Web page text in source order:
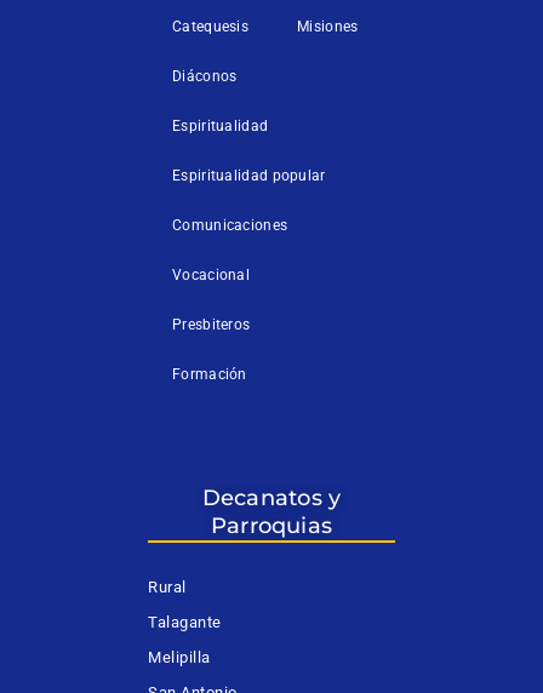
Catequesis Misiones
Diáconos
Espiritualidad
Espiritualidad popular
Comunicaciones
Vocacional
Presbiteros
Formación
Decanatos y
Parroquias
Rural
Talagante
Melipilla